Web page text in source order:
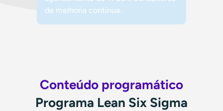
de melhoria contínua.
Conteúdo programático
Programa Lean Six Sigma